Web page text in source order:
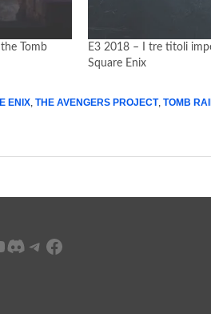
Tomb
E3 2018 – I tre titoli
Square Enix
ENIX, THE AVENGERS PROJECT, TOMB
Discord
Telegram
Facebook